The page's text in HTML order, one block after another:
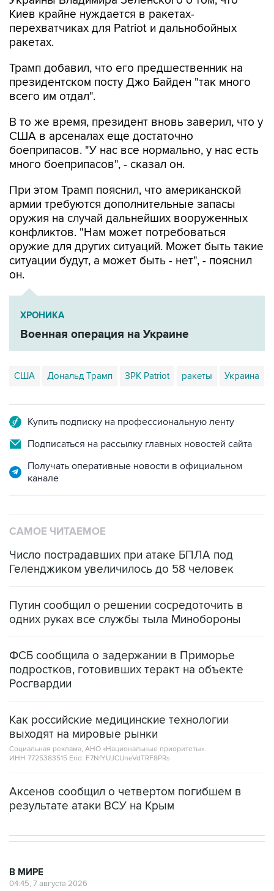
Киев крайне нуждается в ракетах-
перехватчиках для Patriot и дальнобойных
ракетах.
Трамп добавил, что его предшественник на
президентском посту Джо Байден "так много
всего им отдал".
В то же время, президент вновь заверил, что у
США в арсеналах еще достаточно
боеприпасов. "У нас все нормально, у нас есть
много боеприпасов", - сказал он.
При этом Трамп пояснил, что американской
армии требуются дополнительные запасы
оружия на случай дальнейших вооруженных
конфликтов. "Нам может потребоваться
оружие для других ситуаций. Может быть такие
ситуации будут, а может быть - нет", - пояснил
он.
ХРОНИКА
Военная операция на Украине
США Дональд Трамп ЗРК Patriot ракеты Украина
Купить подписку на профессиональную ленту
Подписаться на рассылку главных новостей сайта
Получать оперативные новости в официальном
канале
САМОЕ ЧИТАЕМОЕ
Число пострадавших при атаке БПЛА под
Геленджиком увеличилось до 58 человек
Путин сообщил о решении сосредоточить в
одних руках все службы тыла Минобороны
ФСБ сообщила о задержании в Приморье
подростков, готовивших теракт на объекте
Росгвардии
Как российские медицинские технологии
выходят на мировые рынки
Социальная реклама, АНО «Национальные приоритеты».
ИНН 7725383515 Erid: F7NfYUJCUneVdTRF8PRs
Аксенов сообщил о четвертом погибшем в
результате атаки ВСУ на Крым
В МИРЕ
04:45, 7 августа 2026